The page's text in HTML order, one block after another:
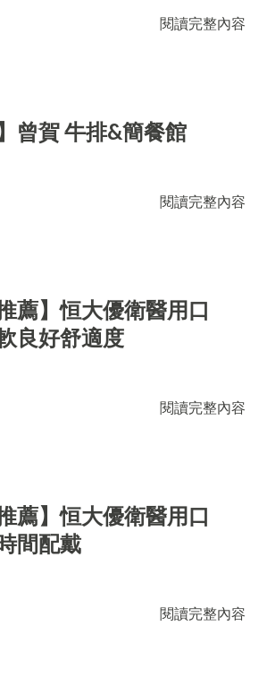
閱讀完整內容
曾賀 牛排&簡餐館
閱讀完整內容
薦】恒大優衛醫用口
良好舒適度
閱讀完整內容
薦】恒大優衛醫用口
間配戴
閱讀完整內容